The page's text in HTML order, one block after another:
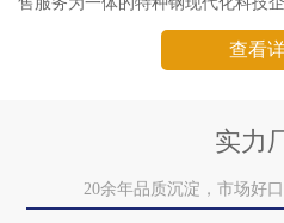
查看
实力
20余年品质沉淀，市场好